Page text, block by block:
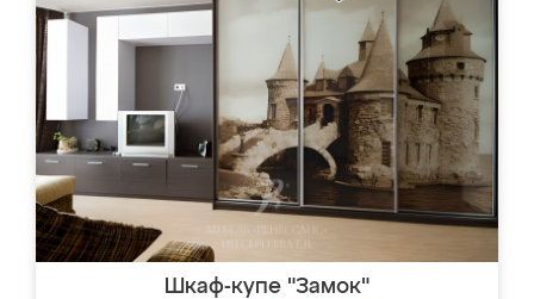
Шкаф-купе "Замок"